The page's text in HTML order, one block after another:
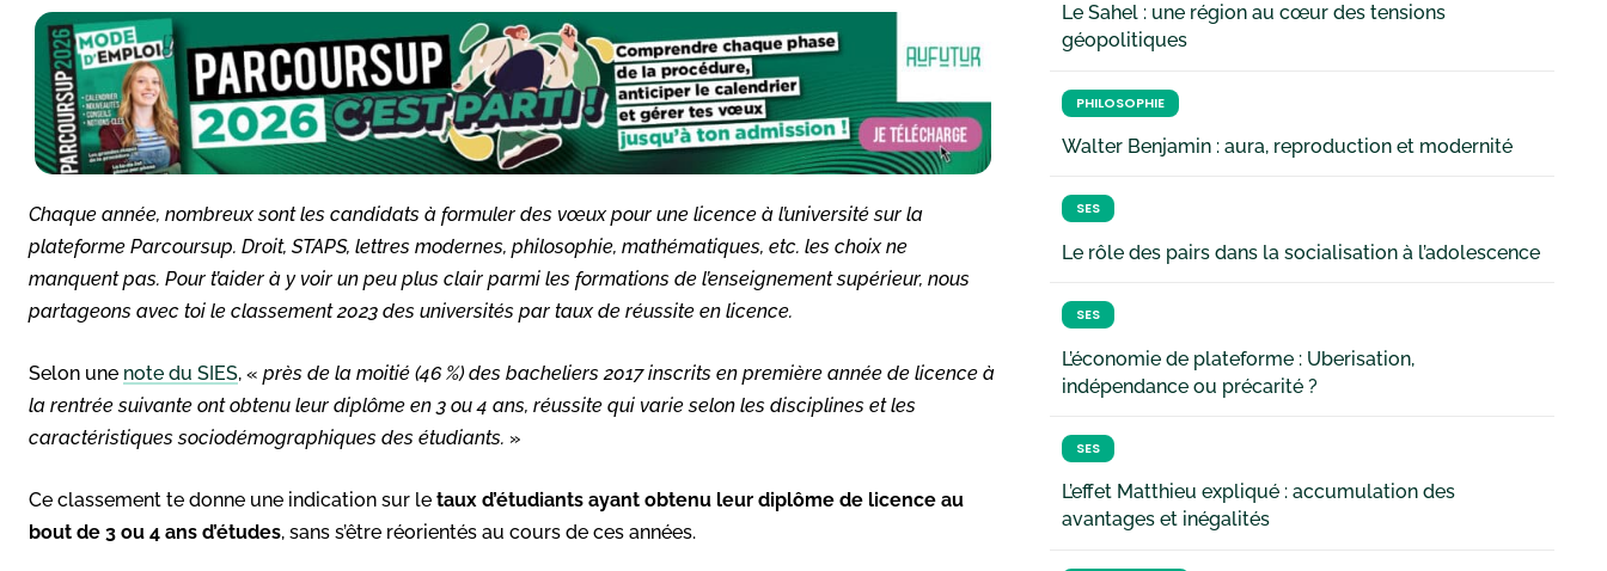
Chaque année, nombreux sont les candidats à formuler des vœux pour une licence à l’université sur la
plateforme Parcoursup. Droit, STAPS, lettres modernes, philosophie, mathématiques, etc. les choix ne
manquent pas. Pour t’aider à y voir un peu plus clair parmi les formations de l’enseignement supérieur, nous
partageons avec toi le classement 2023 des universités par taux de réussite en licence.
Selon une note du SIES, « près de la moitié (46 %) des bacheliers 2017 inscrits en première année de licence à
la rentrée suivante ont obtenu leur diplôme en 3 ou 4 ans, réussite qui varie selon les disciplines et les
caractéristiques sociodémographiques des étudiants. »
Ce classement te donne une indication sur le taux d’étudiants ayant obtenu leur diplôme de licence au
bout de 3 ou 4 ans d’études, sans s’être réorientés au cours de ces années.
Le Sahel : une région au cœur des tensions
géopolitiques
PHILOSOPHIE
Walter Benjamin : aura, reproduction et modernité
SES
Le rôle des pairs dans la socialisation à l’adolescence
SES
L’économie de plateforme : Uberisation,
indépendance ou précarité ?
SES
L’effet Matthieu expliqué : accumulation des
avantages et inégalités